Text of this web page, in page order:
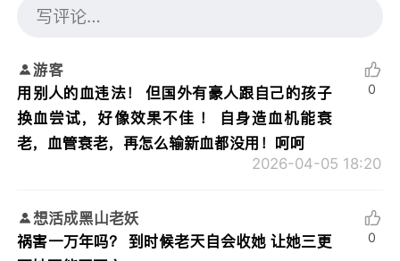
游客
用别人的血违法！ 但国外有豪人跟自己的孩子
换血尝试，好像效果不佳 ！ 自身造血机能衰
老，血管衰老，再怎么输新血都没用！呵呵
2026-04-05 18:20
0
想活成黑山老妖
祸害一万年吗？ 到时候老天自会收她 让她三更
0